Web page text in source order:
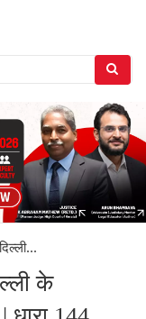
के